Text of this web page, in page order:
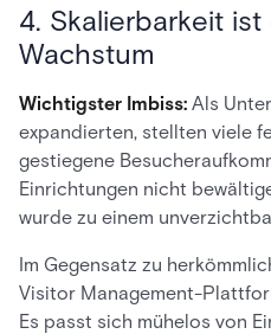
4. Skalierbarkeit
Wachstum
Wichtigster Imbiss: Als
expandierten, stellten viele
gestiegene
Einrichtungen nicht
wurde zu einem
Im Gegensatz zu
Visitor Management-
Es passt sich mühelos von